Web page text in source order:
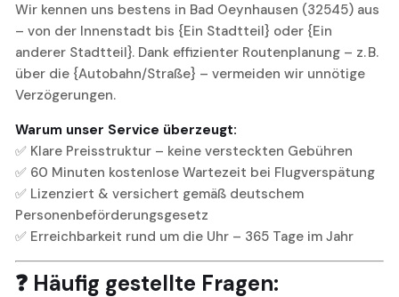
Wir kennen uns bestens in Bad Oeynhausen (32545) aus
– von der Innenstadt bis {Ein Stadtteil} oder {Ein
anderer Stadtteil}. Dank effizienter Routenplanung – z. B.
über die {Autobahn/Straße} – vermeiden wir unnötige
Verzögerungen.
Warum unser Service überzeugt:
✅ Klare Preisstruktur – keine versteckten Gebühren
✅ 60 Minuten kostenlose Wartezeit bei Flugverspätung
✅ Lizenziert & versichert gemäß deutschem
Personenbeförderungsgesetz
✅ Erreichbarkeit rund um die Uhr – 365 Tage im Jahr
❓ Häufig gestellte Fragen: